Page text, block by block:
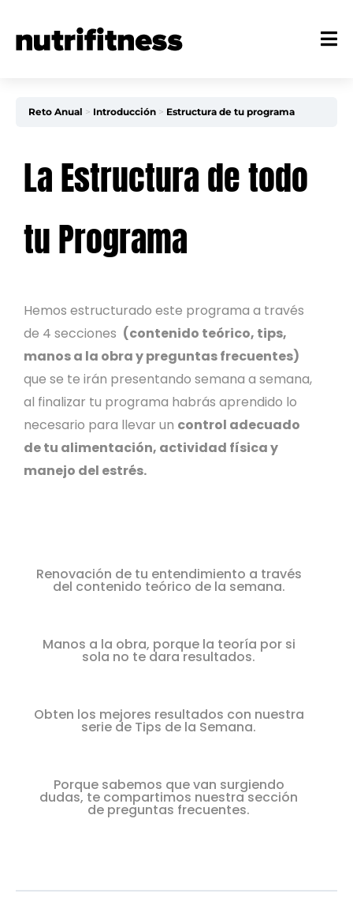
Reto Anual Introducción Estructura de tu programa
La Estructura de todo
tu Programa
Hemos estructurado este programa a través
de 4 secciones (contenido teórico, tips,
manos a la obra y preguntas frecuentes)
que se te irán presentando semana a semana,
al finalizar tu programa habrás aprendido lo
necesario para llevar un control adecuado
de tu alimentación, actividad física y
manejo del estrés.
Renovación de tu entendimiento a través
del contenido teórico de la semana.
Manos a la obra, porque la teoría por si
sola no te dara resultados.
Obten los mejores resultados con nuestra
serie de Tips de la Semana.
Porque sabemos que van surgiendo
dudas, te compartimos nuestra sección
de preguntas frecuentes.